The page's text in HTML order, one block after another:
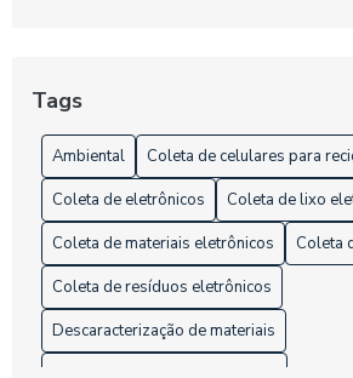
Centro de Descarte de Eletrônicos:
Centro de Descarte de Eletrônicos:
Seus Equipamentos de Forma
Centro de Descarte de Eletrônicos:
Coleta de Celulares para Reciclagem e
para o Meio Ambiente
Coleta de celulares para reciclagem é
Tags
Ambiental
Coleta de celulares para
Coleta de eletrônicos
Coleta de lixo
Coleta de materiais eletrônicos
Coleta
Coleta de resíduos eletrônicos
Descaracterização de materiais